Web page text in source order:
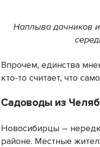
Наплыва дачников
Впрочем, единства
кто-то считает, что
Садоводы из
Новосибирцы –
районе. Местные